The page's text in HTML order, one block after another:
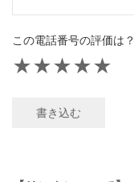
この電話番号の評価は？
★
★
★
★
★
書き込む